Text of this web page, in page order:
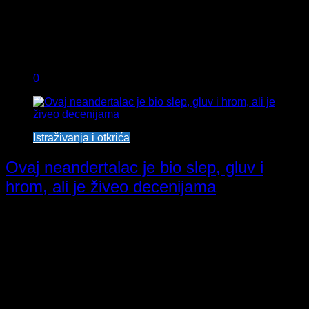
0
Istraživanja i otkrića
Ovaj neandertalac je bio slep, gluv i
hrom, ali je živeo decenijama